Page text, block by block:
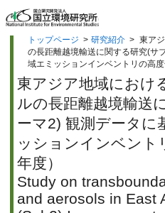
トップページ > 研究紹介 > 東ア
の長距離越境輸送に関する研究(サ
域エミッションインベントリの高
東アジア地域におけ
ルの長距離越境輸送
ーマ2) 観測データに
ッションインベント
年度）
Study on
and aerosols in East